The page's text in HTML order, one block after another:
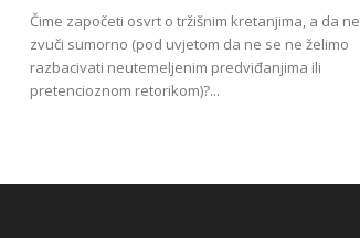
Čime započeti osvrt o tržišnim kretanjima, a da ne
zvuči sumorno (pod uvjetom da ne se ne želimo
razbacivati neutemeljenim predviđanjima ili
pretencioznom retorikom)?...